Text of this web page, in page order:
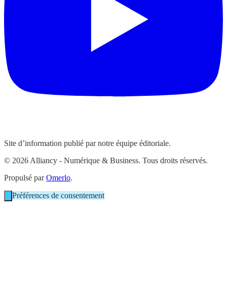
Site d’information publié par notre équipe éditoriale.
© 2026 Alliancy - Numérique & Business. Tous droits réservés.
Propulsé parOmerlo.
Préférences de consentement